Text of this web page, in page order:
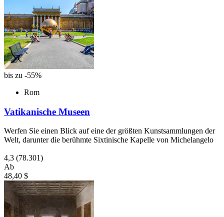
bis zu -55%
Rom
Vatikanische Museen
Werfen Sie einen Blick auf eine der größten Kunstsammlungen der
Welt, darunter die berühmte Sixtinische Kapelle von Michelangelo
4,3 (78.301)
Ab
48,40 $